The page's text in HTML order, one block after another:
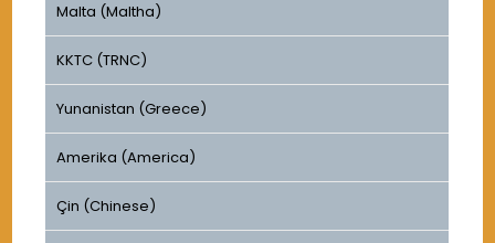
Malta (Maltha)
KKTC (TRNC)
Yunanistan (Greece)
Amerika (America)
Çin (Chinese)